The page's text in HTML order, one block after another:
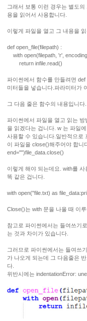
그래서 보통 이런 경우는 별도
용을 읽어서 사용합니다.
이렇게 파일을 열고 그 내용을
def open_file(filepath) :
with open(filepath, 'r',
return infile.read()
파이썬에서 함수를 만들려면
미터들을 넣습니다. 파라미터가
그 다음 줄은 함수의 내용입니다.
파이썬에서 파일을 열고 읽는 방
을 읽겠다는 겁니다. w 는 파일
사용할 수 있습니다. 일반적으로
이 파일을 close()해주어야 합니
end="")file_data.close()
이렇게 해야 되는데요. with를
똑 같은 겁니다.
with open("file.txt) as file_data:
Close()는 with 문을 나올 때 이루
참고로 파이썬에서는 들여쓰기
는 것과 차이가 있습니다.
그러므로 파이썬에서는 들여쓰
가 나오게 되는데 그 다음줄은
다.
위반시에는 indentationError: